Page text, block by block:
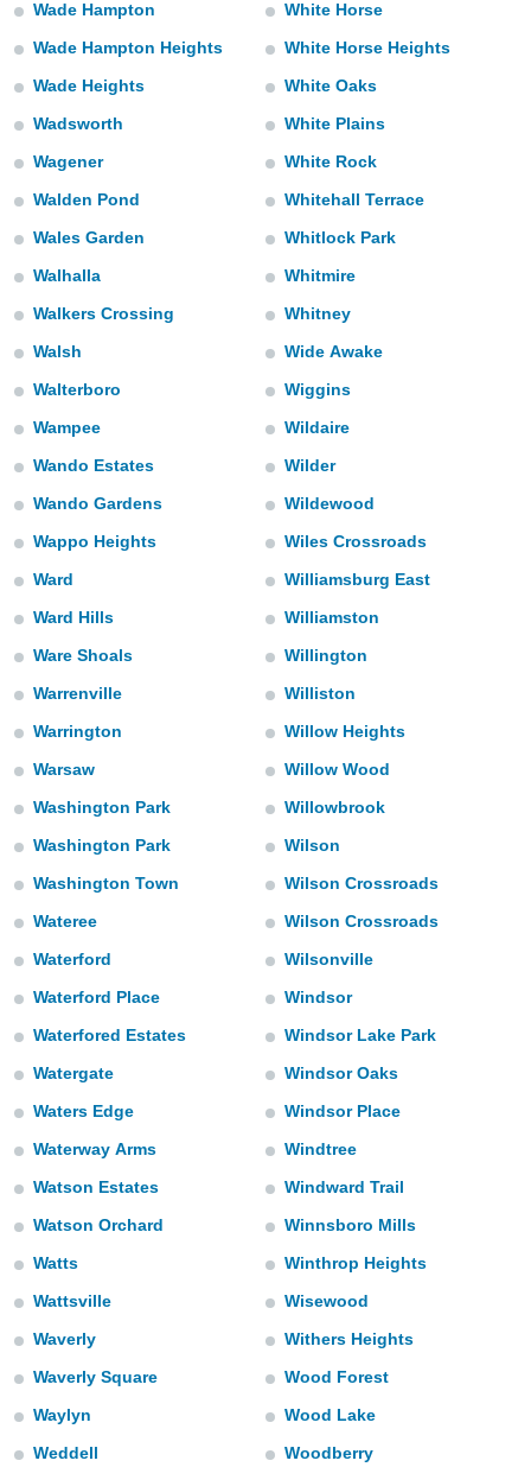
permite
seguir
contenido
coste.
botón
a la
la
sean
en
perfil
más
nuestra
y
de
disponible
cookies
aceptar
de
En
de que
el sitio
se
o
CONTINUAR
Wade Hampton
Wade Hampton Heights
Wade Heights
Wadsworth
Wagener
Walden Pond
Wales Garden
Walhalla
Walkers Crossing
Walsh
Walterboro
Wampee
Wando Estates
Wando Gardens
Wappo Heights
Ward
Ward Hills
Ware Shoals
Warrenville
Warrington
Warsaw
Washington Park
Washington Park
Washington Town
Wateree
Waterford
Waterford Place
Waterfored Estates
Watergate
Waters Edge
Waterway Arms
Watson Estates
Watson Orchard
Watts
Wattsville
Waverly
Waverly Square
Waylyn
Weddell
White Horse
White Horse Heights
White Oaks
White Plains
White Rock
Whitehall Terrace
Whitlock Park
Whitmire
Whitney
Wide Awake
Wiggins
Wildaire
Wilder
Wildewood
Wiles Crossroads
Williamsburg East
Williamston
Willington
Williston
Willow Heights
Willow Wood
Willowbrook
Wilson
Wilson Crossroads
Wilson Crossroads
Wilsonville
Windsor
Windsor Lake Park
Windsor Oaks
Windsor Place
Windtree
Windward Trail
Winnsboro Mills
Winthrop Heights
Wisewood
Withers Heights
Wood Forest
Wood Lake
Woodberry